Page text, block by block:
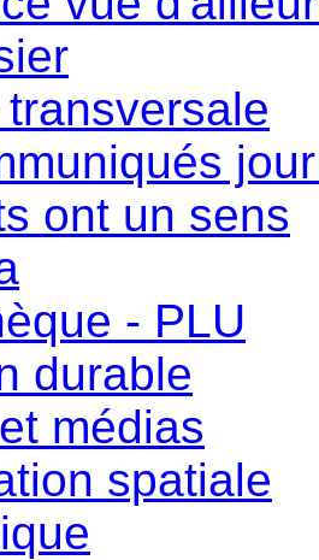
ont un sens
- PLU
durable
médias
spatiale